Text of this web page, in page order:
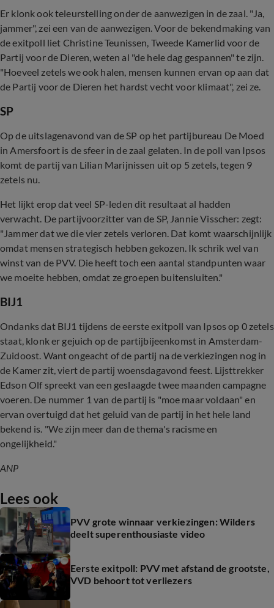
Er klonk ook teleurstelling onder de aanwezigen in de zaal. "Ja,
jammer", zei een van de aanwezigen. Voor de bekendmaking van
de exitpoll liet Christine Teunissen, Tweede Kamerlid voor de
Partij voor de Dieren, weten al "de hele dag gespannen" te zijn.
"Hoeveel zetels we ook halen, mensen kunnen ervan op aan dat
de Partij voor de Dieren het hardst vecht voor klimaat", zei ze.
SP
Op de uitslagenavond van de SP op het partijbureau De Moed
in Amersfoort is de sfeer in de zaal gelaten. In de poll van Ipsos
komt de partij van Lilian Marijnissen uit op 5 zetels, tegen 9
zetels nu.
Het lijkt erop dat veel SP-leden dit resultaat al hadden
verwacht. De partijvoorzitter van de SP, Jannie Visscher: zegt:
"Jammer dat we die vier zetels verloren. Dat komt waarschijnlijk
omdat mensen strategisch hebben gekozen. Ik schrik wel van
winst van de PVV. Die heeft toch een aantal standpunten waar
we moeite hebben, omdat ze groepen buitensluiten."
BIJ1
Ondanks dat BIJ1 tijdens de eerste exitpoll van Ipsos op 0 zetels
staat, klonk er gejuich op de partijbijeenkomst in Amsterdam-
Zuidoost. Want ongeacht of de partij na de verkiezingen nog in
de Kamer zit, viert de partij woensdagavond feest. Lijsttrekker
Edson Olf spreekt van een geslaagde twee maanden campagne
voeren. De nummer 1 van de partij is "moe maar voldaan" en
ervan overtuigd dat het geluid van de partij in het hele land
bekend is. "We zijn meer dan de thema's racisme en
ongelijkheid."
ANP
Lees ook
PVV grote winnaar verkiezingen: Wilders
deelt superenthousiaste video
Eerste exitpoll: PVV met afstand de grootste,
VVD behoort tot verliezers